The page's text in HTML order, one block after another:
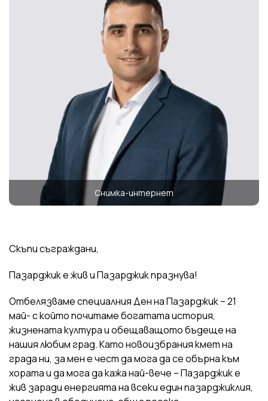
Снимка-интернет
Скъпи съграждани,
Пазарджик е жив и Пазарджик празнува!
Отбелязваме специалния Ден на Пазарджик – 21
май- с който почитаме богатата история,
жизнената култура и обещаващото бъдеще на
нашия любим град. Като новоизбрания кмет на
града ни, за мен е чест да мога да се обърна към
хората и да мога да кажа най-вече – Пазарджик е
жив заради енергията на всеки един пазарджиклия,